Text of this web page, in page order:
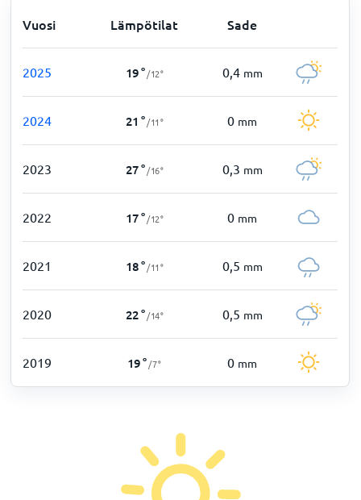
Vuosi Lämpötilat Sade
2025 19° /12° 0,4 mm
2024 21 ° /11° 0 mm
2023 27° /16° 0,3 mm
2022 17° /12° 0 mm
2021 18° /11° 0,5 mm
2020 22° /14° 0,5 mm
2019 19° /7° 0 mm